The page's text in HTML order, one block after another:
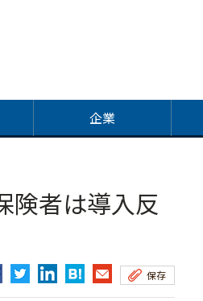
企業
険者は導入反
保存